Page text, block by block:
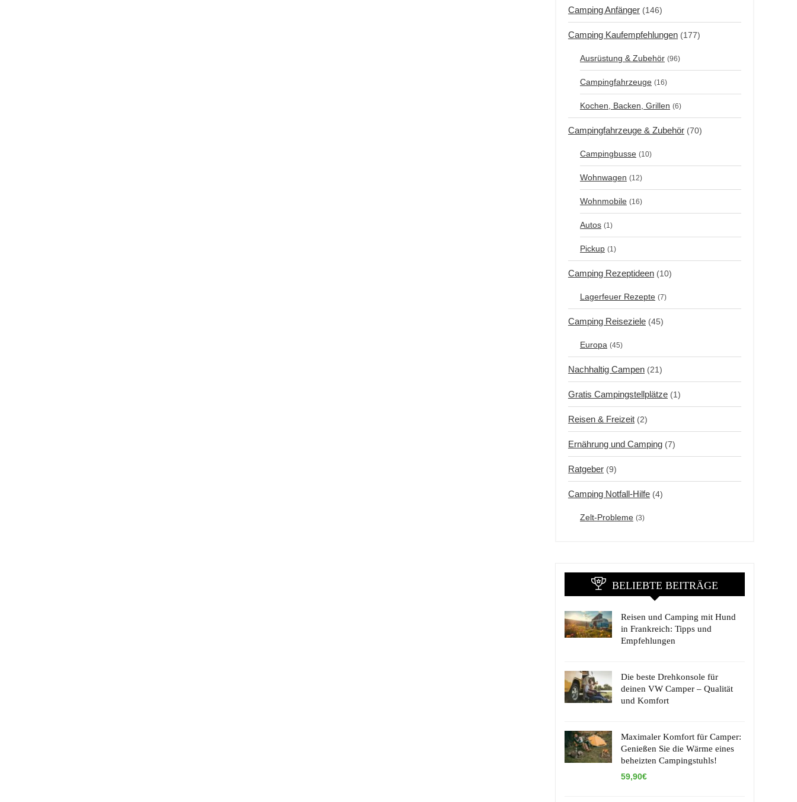
Camping Anfänger (146)
Camping Kaufempfehlungen (177)
Ausrüstung & Zubehör (96)
Campingfahrzeuge (16)
Kochen, Backen, Grillen (6)
Campingfahrzeuge & Zubehör (70)
Campingbusse (10)
Wohnwagen (12)
Wohnmobile (16)
Autos (1)
Pickup (1)
Camping Rezeptideen (10)
Lagerfeuer Rezepte (7)
Camping Reiseziele (45)
Europa (45)
Nachhaltig Campen (21)
Gratis Campingstellplätze (1)
Reisen & Freizeit (2)
Ernährung und Camping (7)
Ratgeber (9)
Camping Notfall-Hilfe (4)
Zelt-Probleme (3)
BELIEBTE BEITRÄGE
Reisen und Camping mit Hund
in Frankreich: Tipps und
Empfehlungen
Die beste Drehkonsole für
deinen VW Camper – Qualität
und Komfort
Maximaler Komfort für Camper:
Genießen Sie die Wärme eines
beheizten Campingstuhls!
59,90€